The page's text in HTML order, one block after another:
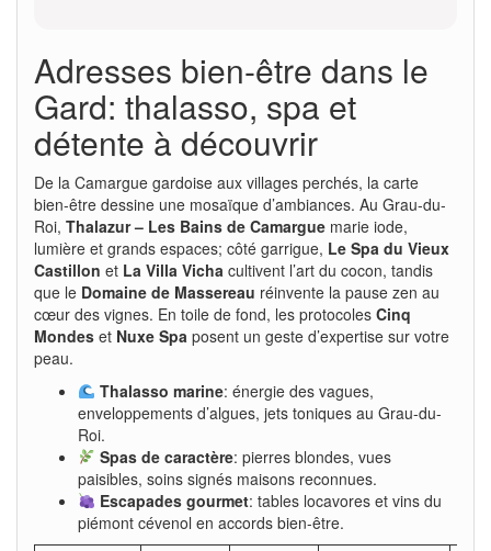
Adresses bien-être dans le
Gard: thalasso, spa et
détente à découvrir
De la Camargue gardoise aux villages perchés, la carte
bien-être dessine une mosaïque d’ambiances. Au Grau-du-
Roi, Thalazur – Les Bains de Camargue marie iode,
lumière et grands espaces; côté garrigue, Le Spa du Vieux
Castillon et La Villa Vicha cultivent l’art du cocon, tandis
que le Domaine de Massereau réinvente la pause zen au
cœur des vignes. En toile de fond, les protocoles Cinq
Mondes et Nuxe Spa posent un geste d’expertise sur votre
peau.
Thalasso marine: énergie des vagues,
enveloppements d’algues, jets toniques au Grau-du-
Roi.
Spas de caractère: pierres blondes, vues
paisibles, soins signés maisons reconnues.
Escapades gourmet: tables locavores et vins du
piémont cévenol en accords bien-être.